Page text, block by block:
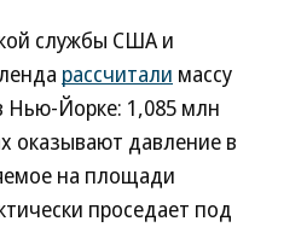
службы США и
рассчитали массу
Нью-Йорке: 1,085 млн
оказывают давление в
на площади
проседает под